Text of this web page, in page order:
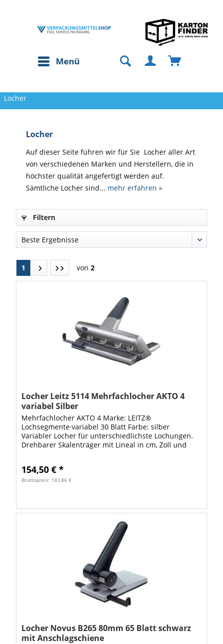
Menü
Locher
Locher
Auf dieser Seite führen wir für Sie Locher aller Art
von verschiedenen Marken und Herstellern, die in
höchster qualität angefertigt werden auf.
Sämtliche Locher sind... mehr erfahren »
Filtern
1 von 2
Locher Leitz 5114 Mehrfachlocher AKTO 4
variabel Silber
Mehrfachlocher AKTO 4 Marke: LEITZ®
Lochsegmente·variabel 30 Blatt Farbe: silber
Variabler Locher für unterschiedlichste Lochungen.
Drehbarer Skalenträger mit Lineal in cm, Zoll und
154,50 € *
Bruttopreis: 183,86 €
Locher Novus B265 80mm 65 Blatt schwarz
mit Anschlagschiene